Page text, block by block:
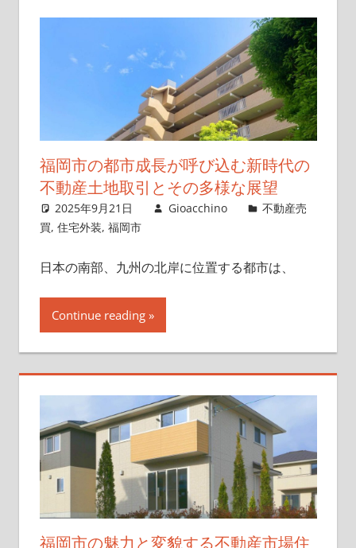
福岡市の都市成長が呼び込む新時代の
不動産土地取引とその多様な展望
2025年9月21日 Gioacchino
不動産売
買, 住宅外装, 福岡市
日本の南部、九州の北岸に位置する都市は、
Continue reading
福岡市の魅力と変貌する不動産市場住